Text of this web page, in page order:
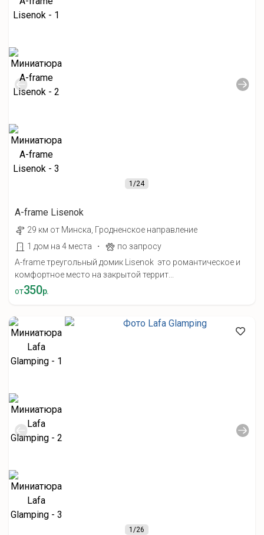
1/24
A-frame Lisenok
29 км от Минска, Гродненское направление
1 дом на 4 места
·
по запросу
A-frame треугольный домик Lisenok это романтическое и
комфортное место на закрытой террит...
от350р.
1/26